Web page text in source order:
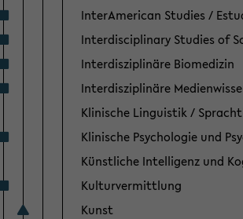
InterAmerican Studies /
Interdisciplinary Studies of
Interdisziplinäre Biomedizin
Interdisziplinäre
Klinische Linguistik /
Klinische Psychologie und
Künstliche Intelligenz und
Kulturvermittlung
Kunst